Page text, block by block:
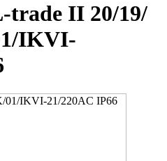
trade II 20/19/
IKVI-